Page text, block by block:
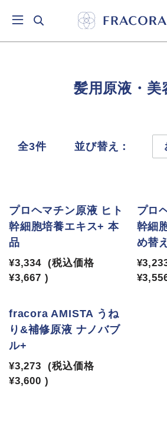
髪用原液・美
全3件 並び替え：
プロヘマチン原液 ヒト
幹細胞培養エキス+ 本
品
¥3,334 (税込価格
¥3,667 )
プロ
幹細
め替
fracora AMISTA うね
り&補修原液 ナノバブ
ル+
¥3,273
(税込価格
¥3,600 )